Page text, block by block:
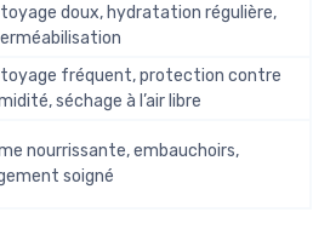
doux, hydratation régulière,
fréquent, protection contre
séchage à l’air libre
nourrissante, embauchoirs,
soigné